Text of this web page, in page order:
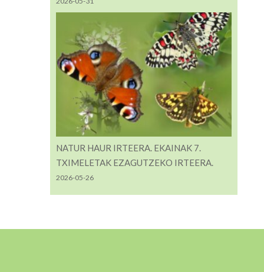
NATUR HAUR IRTEERA. EKAINAK 7.
TXIMELETAK EZAGUTZEKO IRTEERA.
2026-05-26